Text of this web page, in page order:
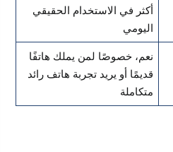
أكثر في الاستخدام الحقيقي
اليومي
نعم، خصوصًا لمن يملك هاتفًا
قديمًا أو يريد تجربة هاتف رائد
متكاملة